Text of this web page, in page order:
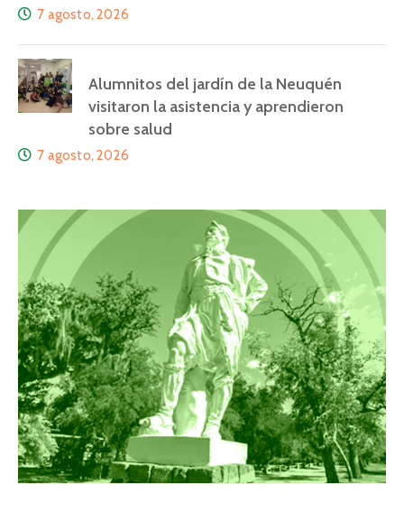
7 agosto, 2026
Alumnitos del jardín de la Neuquén
visitaron la asistencia y aprendieron
sobre salud
7 agosto, 2026